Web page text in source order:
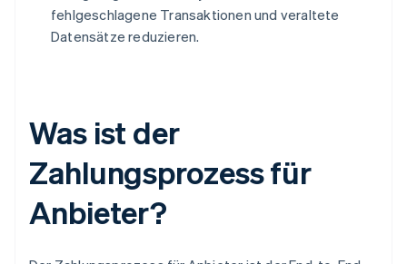
fehlgeschlagene Transaktionen und veraltete
Datensätze reduzieren.
Was ist der
Zahlungsprozess für
Anbieter?